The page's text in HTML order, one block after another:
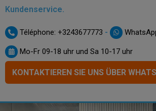
Kundenservice.
Téléphone: +3243677773 -
Mo-Fr 09-18 uhr und Sa 10-17 uhr
KONTAKTIEREN SIE UNS ÜBER